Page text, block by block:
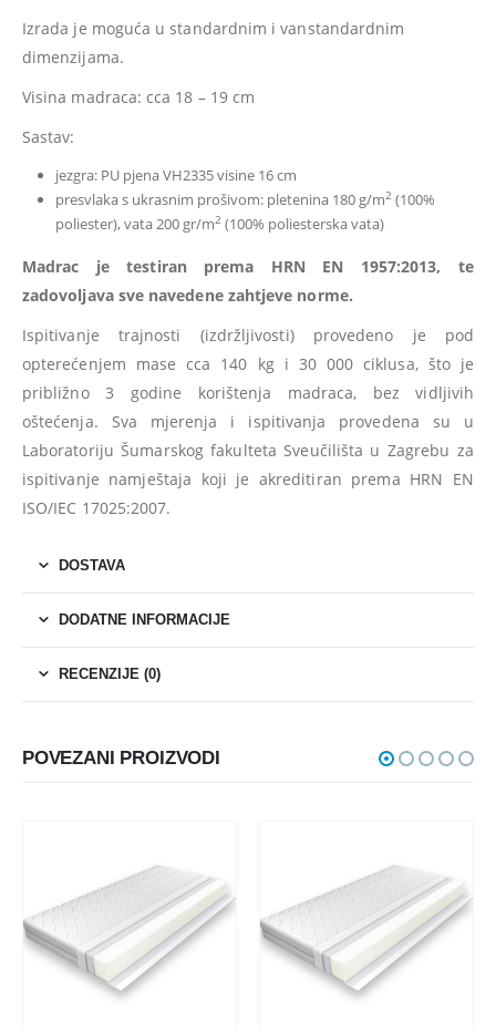
Izrada je moguća u standardnim i vanstandardnim
dimenzijama.
Visina madraca: cca 18 – 19 cm
Sastav:
jezgra: PU pjena VH2335 visine 16 cm
presvlaka s ukrasnim prošivom: pletenina 180 g/m2 (100%
poliester), vata 200 gr/m2 (100% poliesterska vata)
Madrac je testiran prema HRN EN 1957:2013, te
zadovoljava sve navedene zahtjeve norme.
Ispitivanje trajnosti (izdržljivosti) provedeno je pod
opterećenjem mase cca 140 kg i 30 000 ciklusa, što je
približno 3 godine korištenja madraca, bez vidljivih
oštećenja. Sva mjerenja i ispitivanja provedena su u
Laboratoriju Šumarskog fakulteta Sveučilišta u Zagrebu za
ispitivanje namještaja koji je akreditiran prema HRN EN
ISO/IEC 17025:2007.
DOSTAVA
DODATNE INFORMACIJE
RECENZIJE (0)
POVEZANI PROIZVODI